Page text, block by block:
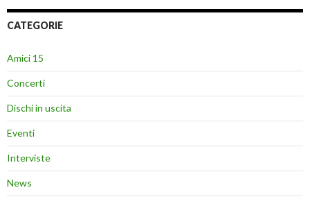
CATEGORIE
Amici 15
Concerti
Dischi in uscita
Eventi
Interviste
News